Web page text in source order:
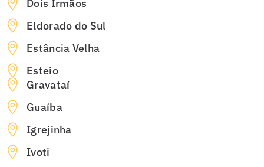
Dois Irmãos
Eldorado do Sul
Estância Velha
Esteio
Gravataí
Guaíba
Igrejinha
Ivoti